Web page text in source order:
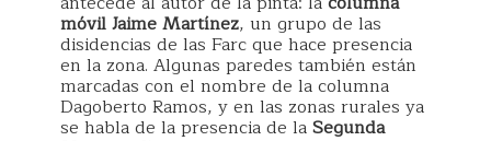
móvil Jaime Martínez, un grupo de las
disidencias de las Farc que hace presencia
en la zona. Algunas paredes también están
marcadas con el nombre de la columna
Dagoberto Ramos, y en las zonas rurales ya
se habla de la presencia de laSegunda